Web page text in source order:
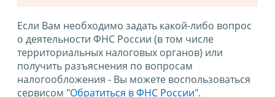
Если Вам необходимо задать какой-либо вопрос
о деятельности ФНС России (в том числе
территориальных налоговых органов) или
получить разъяснения по вопросам
налогообложения - Вы можете воспользоваться
сервисом "Обратиться в ФНС России".